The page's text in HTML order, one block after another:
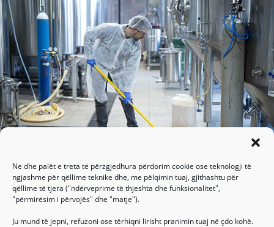
Ne dhe palët e treta të përzgjedhura përdorim cookie ose teknologji të
ngjashme për qëllime teknike dhe, me pëlqimin tuaj, gjithashtu për
qëllime të tjera ("ndërveprime të thjeshta dhe funksionalitet",
"përmirësim i përvojës" dhe "matje").
Ju mund të jepni, refuzoni ose tërhiqni lirisht pranimin tuaj në çdo kohë.